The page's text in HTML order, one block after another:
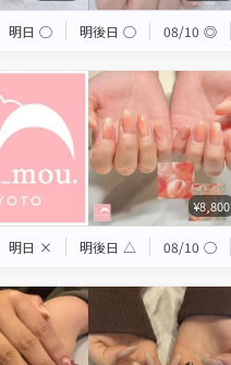
明日 ◯ 明後日 ◯ 08/10 ◎
¥8,800
明日 × 明後日 △ 08/10 ◯